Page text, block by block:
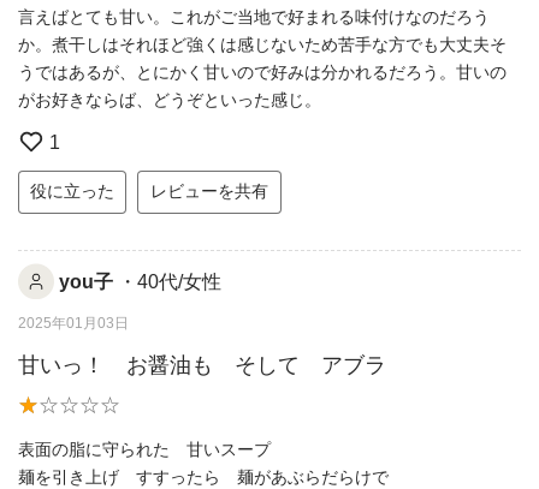
言えばとても甘い。これがご当地で好まれる味付けなのだろう
か。煮干しはそれほど強くは感じないため苦手な方でも大丈夫そ
うではあるが、とにかく甘いので好みは分かれるだろう。甘いの
がお好きならば、どうぞといった感じ。
1
役に立った レビューを共有
you子 ・40代/女性
2025年01月03日
甘いっ！ お醤油も そして アブラ
表面の脂に守られた 甘いスープ
麺を引き上げ すすったら 麺があぶらだらけで